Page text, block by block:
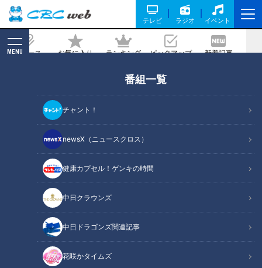
テレビ ラジオ イベント
ニュース お気に入り ランキング ピックアップ 新着記事
MENU
番組一覧
チャント！
newsX（ニュースクロス）
健康カプセル！ゲンキの時間
中日クラウンズ
中日ドラゴンズ関連記事
花咲かタイムズ
かった」井端弘和氏が脱帽したドラゴン
ズ福永裕基の“打撃の極意”を大公開
記事に戻る